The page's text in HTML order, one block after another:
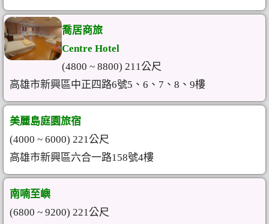
喬居商旅
Centre Hotel
(4800 ~ 8800) 211公尺
高雄市新興區中正四路6號5、6、7、8、9樓
美麗島庭園旅宿
(4000 ~ 6000) 221公尺
高雄市新興區六合一路158號4樓
南喃至嶼
(6800 ~ 9200) 221公尺